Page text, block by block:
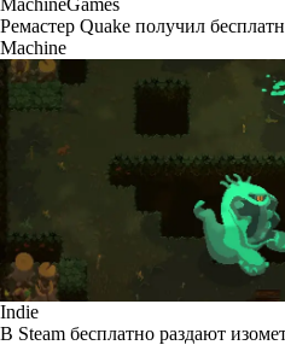
Ремастер Quake получил
Machine
Indie
В Steam бесплатно раздают